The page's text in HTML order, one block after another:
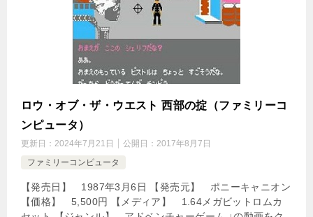
ロウ・オブ・ザ・ウエスト 西部の掟（ファミリーコ
ンピュータ）
更新日： 2024年7月21日 公開日： 2017年8月7日
ファミリーコンピュータ
【発売日】 1987年3月6日 【発売元】 ポニーキャニオン
【価格】 5,500円 【メディア】 1.64メガビットロムカ